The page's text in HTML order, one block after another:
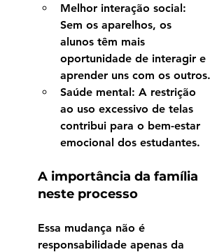
Melhor interação social:
Sem os aparelhos, os
alunos têm mais
oportunidade de interagir e
aprender uns com os outros.
Saúde mental: A restrição
ao uso excessivo de telas
contribui para o bem-estar
emocional dos estudantes.
A importância da família
neste processo
Essa mudança não é
responsabilidade apenas da